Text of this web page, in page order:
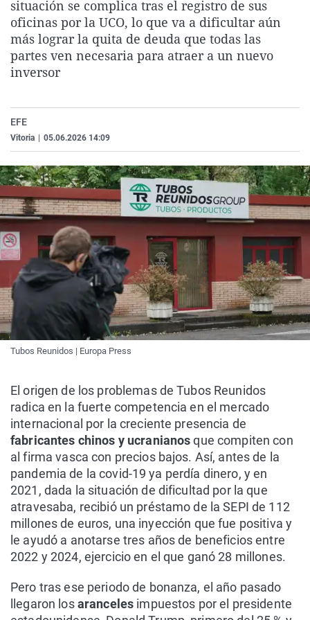
La rosa de los vientos
Gente viajera
Como el perro y el
Caso
Retornados
Equipo de
Extremadura
Galicia
La Rioja
País Vasco
Virales
Televisión
Elecciones
situación se complica tras el registro de sus
oficinas por la UCO, lo que va a dificultar aún
más lograr la quita de deuda que todas las
partes ven necesaria para atraer a un nuevo
inversor
EFE
Vitoria 05.06.2026 14:09
Tubos Reunidos | Europa Press
El origen de los problemas de Tubos Reunidos
radica en la fuerte competencia en el mercado
internacional por la creciente presencia de
fabricantes chinos y ucranianosque compiten con
al firma vasca con precios bajos. Así, antes de la
pandemia de la covid-19 ya perdía dinero, y en
2021, dada la situación de dificultad por la que
atravesaba, recibió un préstamo de la SEPI de 112
millones de euros, una inyección que fue positiva y
le ayudó a anotarse tres años de beneficios entre
2022 y 2024, ejercicio en el que ganó 28 millones.
Pero tras ese periodo de bonanza, el año pasado
llegaron losaranceles impuestos por el presidente